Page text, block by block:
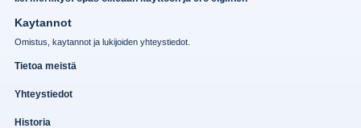
Kaytannot
Omistus, kaytannot ja lukijoiden yhteystiedot.
Tietoa meistä
Yhteystiedot
Historia